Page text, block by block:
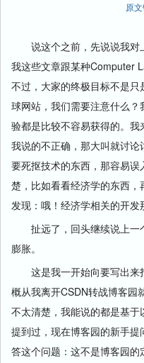
原
说这个之前，先说说我对
我这些文章跟某种Computer
不过，大家的终极目标不是
球网站，我们需要注意什么
验都是比较不容易获得的。
我说的不正确，那大叫就讨
要死抠技术的东西，那容易
楚，比如看看经济学的东西
发现：哦！经济学相关的开
扯远了，回头继续说上一
膨胀。
这是我一开始向要写出来
概从我离开CSDN转战博客园
不太清楚，我能说的都是基
提到过，现在博客园的新手
答这个问题：这不是博客园